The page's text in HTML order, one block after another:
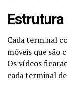
Estrutura
Cada terminal
móveis que são
Os vídeos
cada terminal